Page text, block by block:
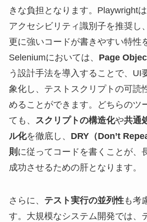
きな負担となります。Playwright
アクセシビリティ識別子を推奨し
更に強いコードが書きやすい特性
Seleniumにおいては、 Page
う設計手法を導入することで、UI
象化し、テストスクリプトの可読
めることができます。どちらのツ
ても、
スクリプトの構造化や共通
ル化を徹底し、 DRY（Don’t
則 に従ってコードを書くことが、
成功させるための肝となります。
さらに、 テスト実行の並列性も考
す。大規模なシステム開発では、